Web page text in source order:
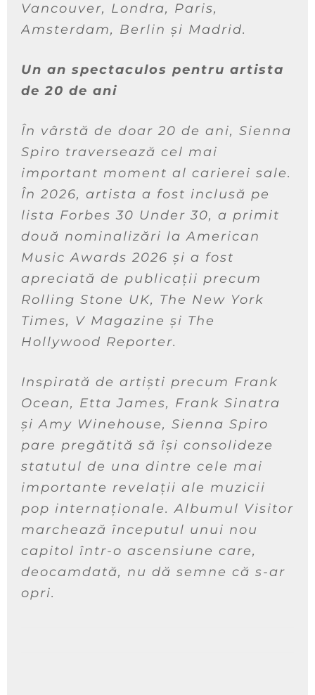
Vancouver, Londra, Paris,
Amsterdam, Berlin și Madrid.
Un an spectaculos pentru artista
de 20 de ani
În vârstă de doar 20 de ani, Sienna
Spiro traversează cel mai
important moment al carierei sale.
În 2026, artista a fost inclusă pe
lista Forbes 30 Under 30, a primit
două nominalizări la American
Music Awards 2026 și a fost
apreciată de publicații precum
Rolling Stone UK, The New York
Times, V Magazine și The
Hollywood Reporter.
Inspirată de artiști precum Frank
Ocean, Etta James, Frank Sinatra
și Amy Winehouse, Sienna Spiro
pare pregătită să își consolideze
statutul de una dintre cele mai
importante revelații ale muzicii
pop internaționale. Albumul Visitor
marchează începutul unui nou
capitol într-o ascensiune care,
deocamdată, nu dă semne că s-ar
opri.